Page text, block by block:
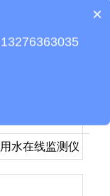
水在线监测仪
产品包含安装吗？
×